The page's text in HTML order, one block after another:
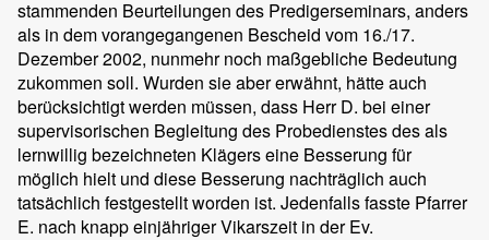
stammenden Beurteilungen des Predigerseminars, anders
als in dem vorangegangenen Bescheid vom 16./17.
Dezember 2002, nunmehr noch maßgebliche Bedeutung
zukommen soll. Wurden sie aber erwähnt, hätte auch
berücksichtigt werden müssen, dass Herr D. bei einer
supervisorischen Begleitung des Probedienstes des als
lernwillig bezeichneten Klägers eine Besserung für
möglich hielt und diese Besserung nachträglich auch
tatsächlich festgestellt worden ist. Jedenfalls fasste Pfarrer
E. nach knapp einjähriger Vikarszeit in der Ev.